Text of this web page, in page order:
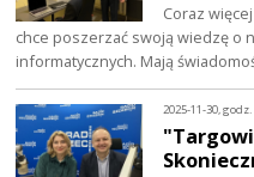
Coraz
chce poszerzać swoją wiedzę o
informatycznych. Mają
2025-11-30, godz.